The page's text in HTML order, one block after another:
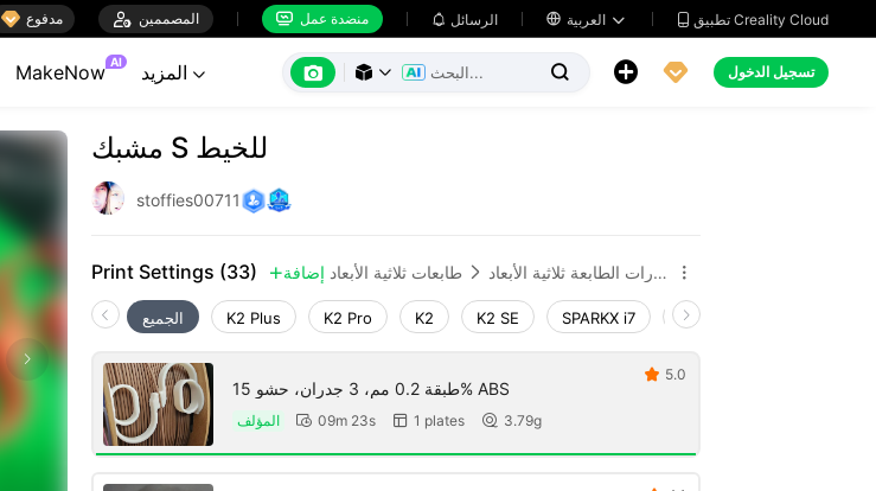
 مدفوع  المصممين  منضدة عمل  الرسائل    تطبيق Creality Cloud
MakeNow AI
       تسجيل الدخول
مشبك S للخيط
stoffies00711
Print Settings (33)  إضافة طابعات ثلاثية الأبعاد  إكسسوارات الطابعة ثلاثية الأبعاد 
الجميع K2 Plus K2 Pro K2 K2 SE SPARKX i7 Creality Hi
طبقة 0.2 مم، 3 جدران، حشو 15% ABS
المؤلف  09m 23s  1 plates  3.79g
 5.0